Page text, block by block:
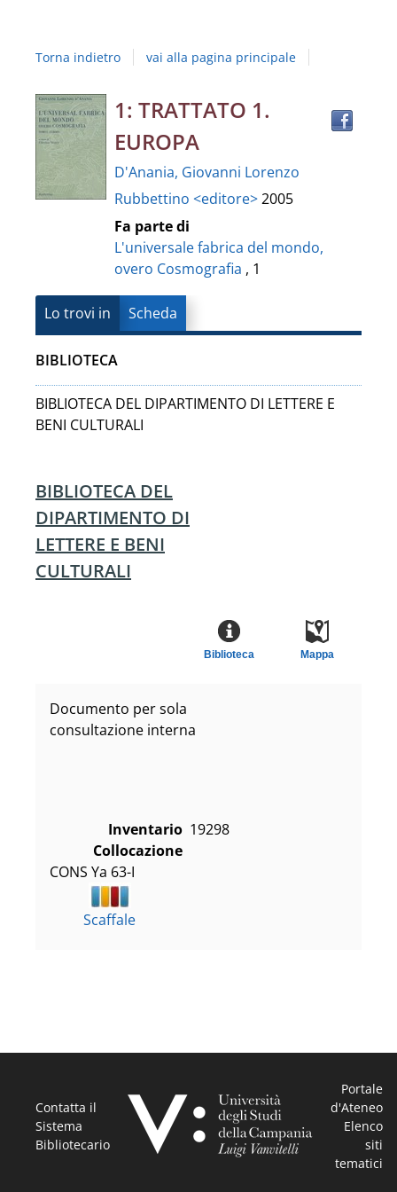
Campania
Vanvitelli"
Torna indietro vai alla pagina principale
Dettaglio
del
documento
1: TRATTATO 1.
EUROPA
D'Anania, Giovanni Lorenzo
Rubbettino <editore>2005
Fa parte di
L'universale fabrica del mondo,
overo Cosmografia , 1
Lo trovi in Scheda
BIBLIOTECA
BIBLIOTECA DEL DIPARTIMENTO DI LETTERE E
BENI CULTURALI
BIBLIOTECA DEL
DIPARTIMENTO DI
LETTERE E BENI
CULTURALI
Mappa
Biblioteca
Documento per sola
consultazione interna
Inventario 19298
Collocazione
CONS Ya 63-I
Scaffale
Contatta il
Sistema
Bibliotecario
Portale
d'Ateneo
Elenco
siti
tematici